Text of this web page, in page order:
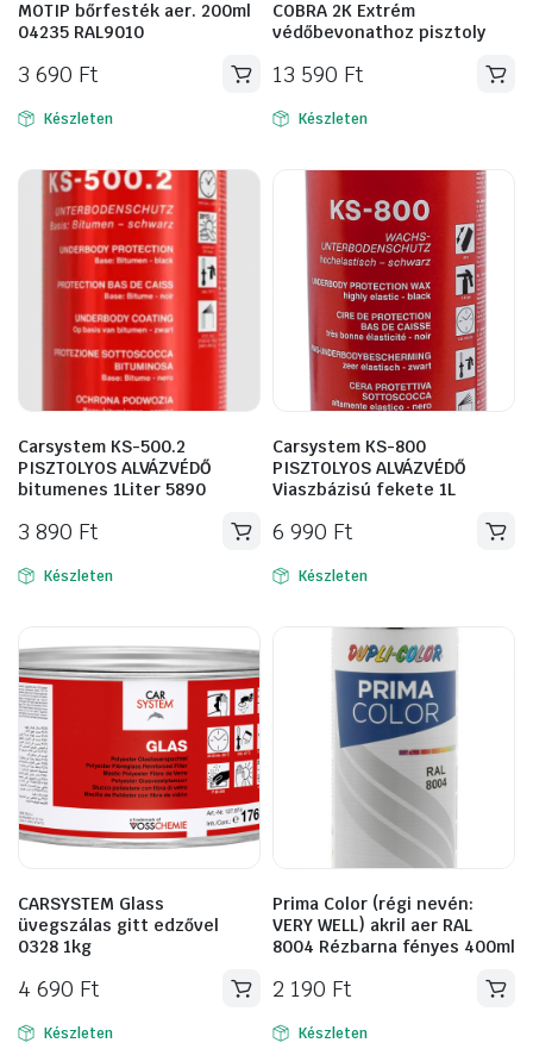
MOTIP bőrfesték aer. 200ml
04235 RAL9010
3 690 Ft
Készleten
COBRA 2K Extrém
védőbevonathoz pisztoly
13 590 Ft
Készleten
Carsystem KS-500.2
PISZTOLYOS ALVÁZVÉDŐ
bitumenes 1Liter 5890
3 890 Ft
Készleten
Carsystem KS-800
PISZTOLYOS ALVÁZVÉDŐ
Viaszbázisú fekete 1L
6 990 Ft
Készleten
CARSYSTEM Glass
üvegszálas gitt edzővel
0328 1kg
4 690 Ft
Készleten
Prima Color (régi nevén:
VERY WELL) akril aer RAL
8004 Rézbarna fényes 400ml
2 190 Ft
Készleten